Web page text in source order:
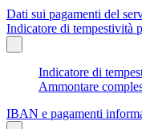
Dati sui pagamenti del
Indicatore di tempestività
Indicatore di
Ammontare
IBAN e pagamenti